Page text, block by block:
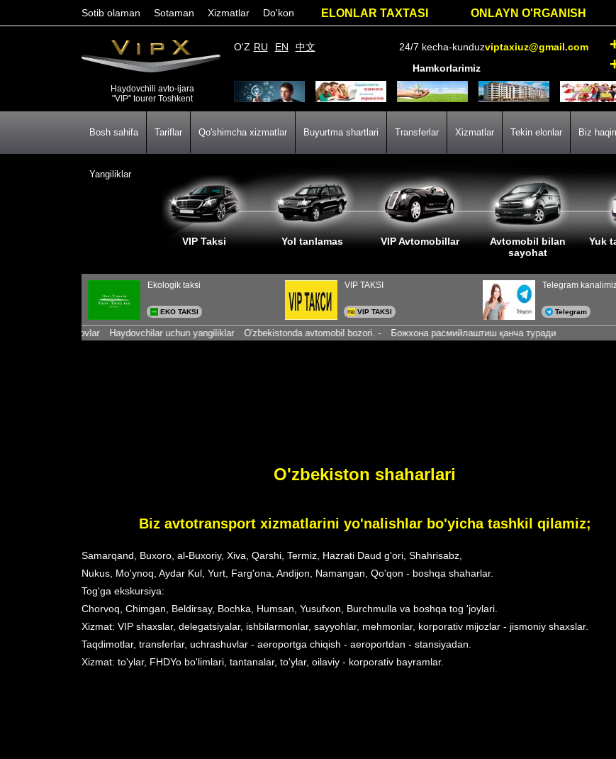
Sotib olaman Sotaman Xizmatlar Do'kon ELONLAR TAXTASI ONLAYN O'RGANISH
Haydovchili avto-ijara
"VIP" tourer Toshkent
Hamkorlarimiz
O'Z RU EN 中文 24/7 kecha-kunduzviptaxiuz@gmail.com
Bosh sahifa Tariflar Qo'shimcha xizmatlar Buyurtma shartlari Transferlar Xizmatlar Tekin elonlar Biz
Yangiliklar
VIP Taksi Yol tanlamas VIP Avtomobillar
Avtomobil bilan
sayohat
Yuk
Ekologik taksi
EKO TAKSI
VIP TAKSI
VIP TAKSI
Telegram
Telegram
Haydovchilar uchun yangiliklar O'zbekistonda avtomobil bozori. - Божхона расмийлаштиш қанча туради
O'zbekiston shaharlari
Biz avtotransport xizmatlarini yo'nalishlar bo'yicha tashkil qilamiz;
Samarqand, Buxoro, al-Buxoriy, Xiva, Qarshi, Termiz, Hazrati Daud g'ori, Shahrisabz,
Nukus, Mo'ynoq, Aydar Kul, Yurt, Farg'ona, Andijon, Namangan, Qo'qon - boshqa shaharlar.
Tog'ga ekskursiya:
Chorvoq, Chimgan, Beldirsay, Bochka, Humsan, Yusufxon, Burchmulla va boshqa tog 'joylari.
Xizmat: VIP shaxslar, delegatsiyalar, ishbilarmonlar, sayyohlar, mehmonlar, korporativ mijozlar - jismoniy shaxslar.
Taqdimotlar, transferlar, uchrashuvlar - aeroportga chiqish - aeroportdan - stansiyadan.
Xizmat: to'ylar, FHDYo bo'limlari, tantanalar, to'ylar, oilaviy - korporativ bayramlar.